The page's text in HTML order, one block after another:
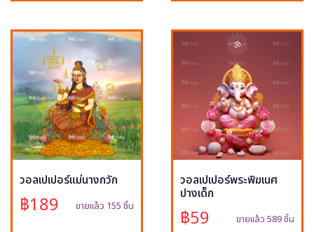
วอลเปเปอร์แม่นางกวัก
฿189 ขายแล้ว 155 ชิ้น
วอลเปเปอร์พระพิฆเนศ
ปางเด็ก
฿59 ขายแล้ว 589 ชิ้น